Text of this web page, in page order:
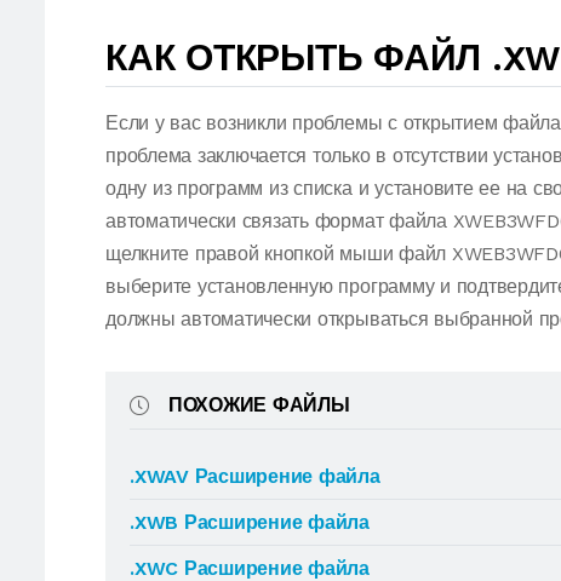
КАК ОТКРЫТЬ ФАЙЛ
Если у вас возникли проблемы с открытием
проблема заключается только в отсутствии
одну из программ из списка и установите ее на
автоматически связать формат файла
щелкните правой кнопкой мыши файл
выберите установленную программу и
должны автоматически открываться выбранной
ПОХОЖИЕ ФАЙЛЫ
.XWAV Расширение файла
.XWB Расширение файла
.XWC Расширение файла